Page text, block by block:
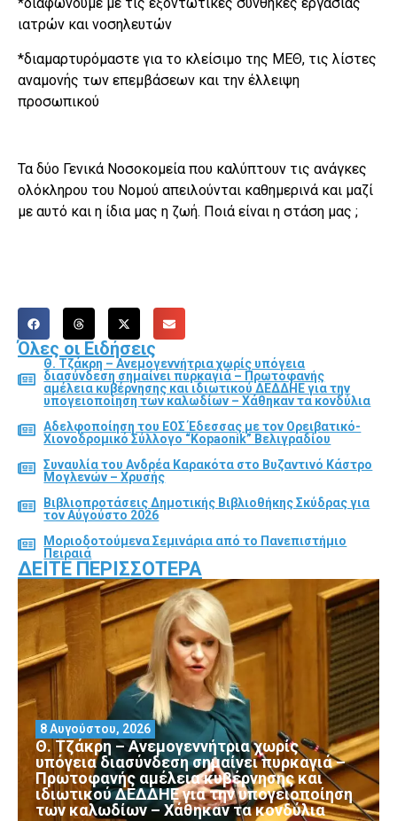
*διαφωνούμε με τις εξοντωτικές συνθήκες εργασίας
ιατρών και νοσηλευτών
*διαμαρτυρόμαστε για το κλείσιμο της ΜΕΘ, τις λίστες
αναμονής των επεμβάσεων και την έλλειψη
προσωπικού
Τα δύο Γενικά Νοσοκομεία που καλύπτουν τις ανάγκες
ολόκληρου του Νομού απειλούνται καθημερινά και μαζί
με αυτό και η ίδια μας η ζωή. Ποιά είναι η στάση μας ;
Όλες οι Ειδήσεις
Θ. Τζάκρη – Ανεμογεννήτρια χωρίς υπόγεια
διασύνδεση σημαίνει πυρκαγιά – Πρωτοφανής
αμέλεια κυβέρνησης και ιδιωτικού ΔΕΔΔΗΕ για την
υπογειοποίηση των καλωδίων – Χάθηκαν τα κονδύλια
Αδελφοποίηση του ΕΟΣ Έδεσσας με τον Ορειβατικό-
Χιονοδρομικό Σύλλογο “Kopaonik” Βελιγραδίου
Συναυλία του Ανδρέα Καρακότα στο Βυζαντινό Κάστρο
Μογλενών – Χρυσής
Βιβλιοπροτάσεις Δημοτικής Βιβλιοθήκης Σκύδρας για
τον Αύγούστο 2026
Μοριοδοτούμενα Σεμινάρια από το Πανεπιστήμιο
Πειραιά
ΔΕΊΤΕ ΠΕΡΙΣΣΌΤΕΡΑ
Θ. Τζάκρη – Ανεμογεννήτρια χωρίς
υπόγεια διασύνδεση σημαίνει πυρκαγιά –
Πρωτοφανής αμέλεια κυβέρνησης και
ιδιωτικού ΔΕΔΔΗΕ για την υπογειοποίηση
των καλωδίων – Χάθηκαν τα κονδύλια
8 Αυγούστου, 2026